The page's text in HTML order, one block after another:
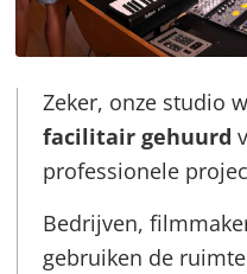
Zeker, onze studio
facilitair gehuurd
professionele
Bedrijven,
gebruiken de